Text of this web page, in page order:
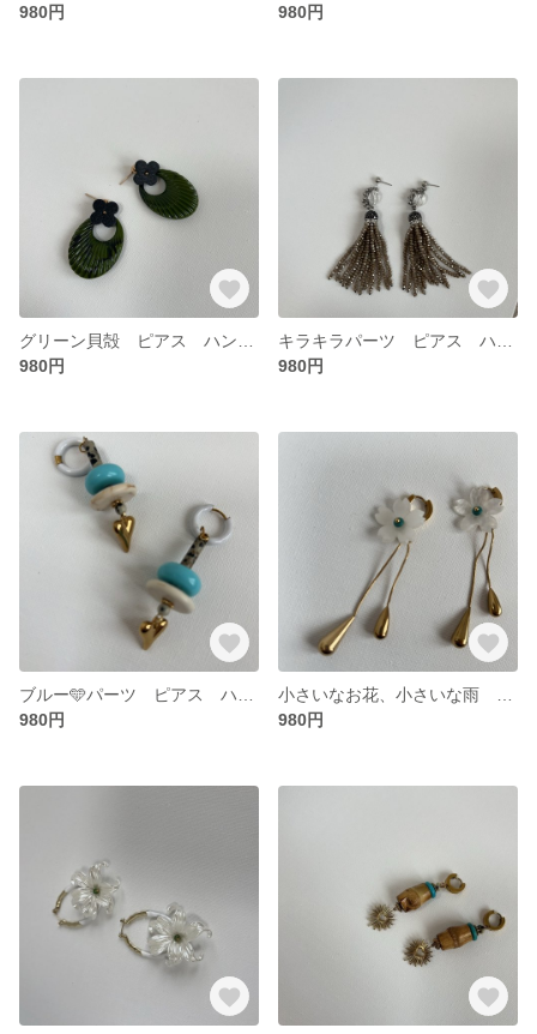
980円 980円
980円
980円
980円
980円